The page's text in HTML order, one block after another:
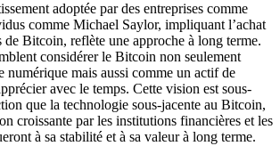
adoptée par des entreprises comme
comme Michael Saylor, impliquant l’achat
de Bitcoin, reflète une approche à long terme.
considérer le Bitcoin non seulement
numérique mais aussi comme un actif de
avec le temps. Cette vision est sous-
que la technologie sous-jacente au Bitcoin,
croissante par les institutions financières et les
à sa stabilité et à sa valeur à long terme.